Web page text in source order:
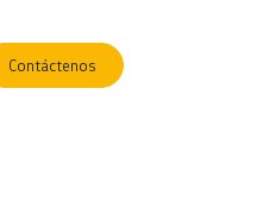
Contáctenos